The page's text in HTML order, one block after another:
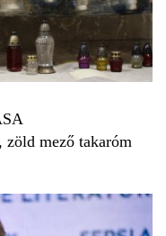
zöld mező takaróm